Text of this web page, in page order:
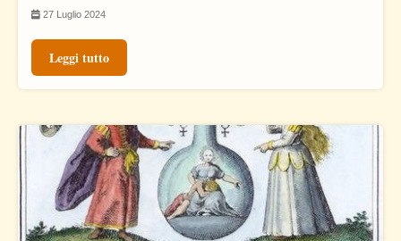
27 Luglio 2024
Leggi tutto